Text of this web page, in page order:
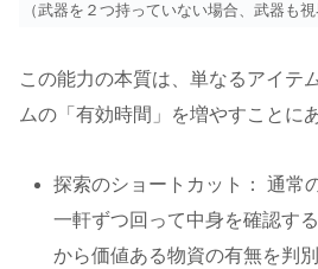
（武器を２つ持っていない場合、武器も視
この能力の本質は、単なるアイテ
ムの「有効時間」を増やすことに
探索のショートカット： 通常
一軒ずつ回って中身を確認す
から価値ある物資の有無を判